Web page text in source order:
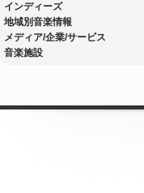
インディーズ
地域別音楽情報
メディア/企業/サービス
音楽施設